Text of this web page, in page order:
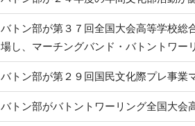
バトン部が第３７回全国大会高等学校総
場し、マーチングバンド・バトントワー
バトン部が第２９回国民文化際プレ事業
バトン部がバトントワーリング全国大会